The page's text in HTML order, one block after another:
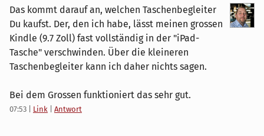
Das kommt darauf an, welchen Taschenbegleiter
Du kaufst. Der, den ich habe, lässt meinen grossen
Kindle (9.7 Zoll) fast vollständig in der "iPad-
Tasche" verschwinden. Über die kleineren
Taschenbegleiter kann ich daher nichts sagen.
Bei dem Grossen funktioniert das sehr gut.
07:53 Link Antwort